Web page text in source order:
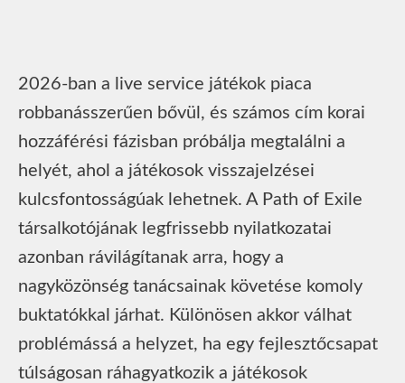
2026-ban a live service játékok piaca
robbanásszerűen bővül, és számos cím korai
hozzáférési fázisban próbálja megtalálni a
helyét, ahol a játékosok visszajelzései
kulcsfontosságúak lehetnek. A Path of Exile
társalkotójának legfrissebb nyilatkozatai
azonban rávilágítanak arra, hogy a
nagyközönség tanácsainak követése komoly
buktatókkal járhat. Különösen akkor válhat
problémássá a helyzet, ha egy fejlesztőcsapat
túlságosan ráhagyatkozik a játékosok